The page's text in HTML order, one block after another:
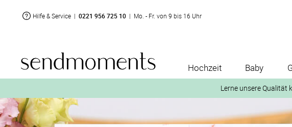
Hilfe & Service | 0221 956 725 10 | Mo. - Fr. von 9 bis 16 Uhr
Hochzeit Baby
Lerne unsere Qualität